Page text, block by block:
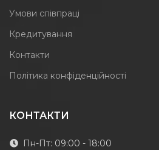
Умови співпраці
Кредитування
Контакти
Політика конфіденційності
КОНТАКТИ
Пн-Пт: 09:00 - 18:00